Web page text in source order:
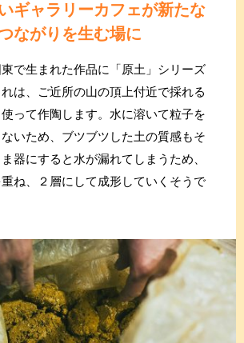
ギャラリーカフェが新たな
ながりを生む場に
で生まれた作品に「原土」シリーズ
は、ご近所の山の頂上付近で採れる
って作陶します。水に溶いて粒子を
いため、ブツブツした土の質感もそ
器にすると水が漏れてしまうため、
ね、２層にして成形していくそうで